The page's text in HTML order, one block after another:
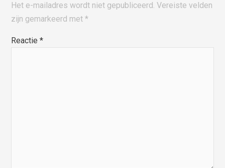
Het e-mailadres wordt niet gepubliceerd. Vereiste velden
zijn gemarkeerd met*
Reactie*